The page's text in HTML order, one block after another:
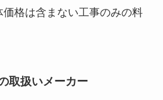
格は含まない工事のみの料
取扱いメーカー